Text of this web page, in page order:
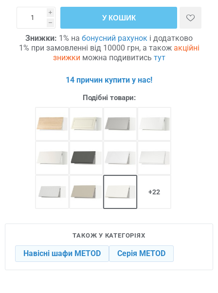
i
h
У КОШИК
Знижки: 1% на бонусний рахунок і додатково
1% при замовленні від 10000 грн, а також акційні
знижки можна подивитись тут
14 причин купити у нас!
Подібні товари:
+22
ТАКОЖ У КАТЕГОРІЯХ
Навісні шафи METOD Серія METOD